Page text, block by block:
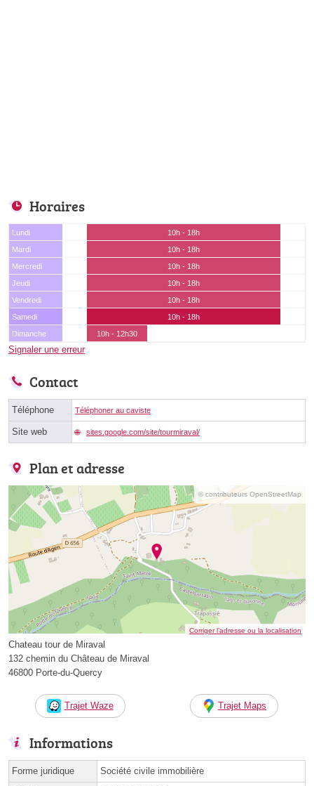
Horaires
Lundi
10h - 18h
Mardi
10h - 18h
Mercredi
10h - 18h
Jeudi
10h - 18h
Vendredi
10h - 18h
Samedi
10h - 18h
Dimanche
10h - 12h30
Signaler une erreur
Contact
Téléphone Téléphoner au caviste
Site web sites.google.com/site/tourmiraval/
Plan et adresse
© contributeurs OpenStreetMap
Corriger l’adresse ou la localisation
Chateau tour de Miraval
132 chemin du Château de Miraval
46800 Porte-du-Quercy
Trajet Waze Trajet Maps
Informations
Forme juridique Société civile immobilière